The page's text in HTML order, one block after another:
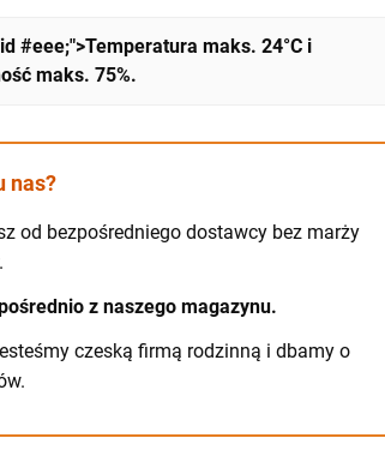
#eee;">Temperatura maks. 24°C i
maks. 75%.
nas?
od bezpośredniego dostawcy bez marży
z naszego magazynu.
czeską firmą rodzinną i dbamy o